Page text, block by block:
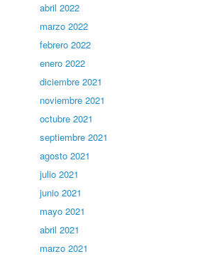
abril 2022
marzo 2022
febrero 2022
enero 2022
diciembre 2021
noviembre 2021
octubre 2021
septiembre 2021
agosto 2021
julio 2021
junio 2021
mayo 2021
abril 2021
marzo 2021